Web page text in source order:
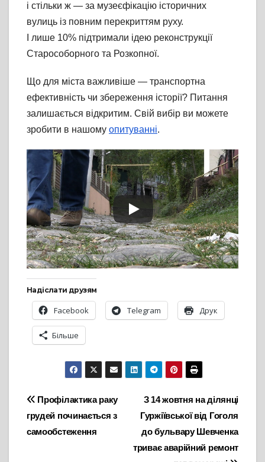
і стільки ж — за музеєфікацію історичних
вулиць із повним перекриттям руху.
І лише 10% підтримали ідею реконструкції
Старособорного та Розкопної.
Що для міста важливіше — транспортна
ефективність чи збереження історії? Питання
залишається відкритим. Свій вибір ви можете
зробити в нашому опитуванні.
Надіслати друзям
Facebook Telegram Друк
Більше
Навігація
записів
З 14 жовтня на ділянці
Гуржіївської від Гоголя
до бульвару Шевченка
триває аварійний ремонт
Профілактика раку
грудей починається з
самообстеження